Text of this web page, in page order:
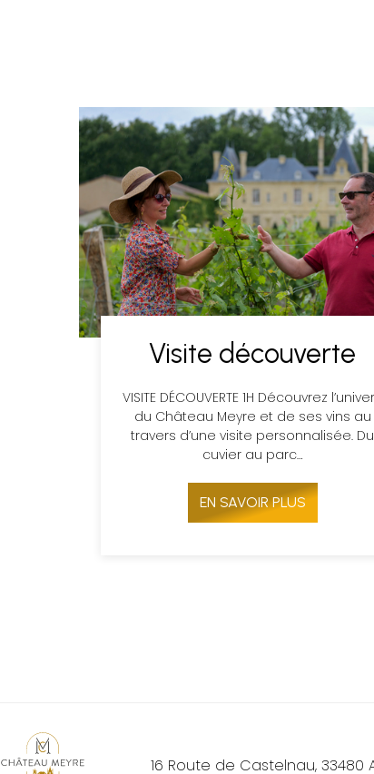
Visite découverte
VISITE DÉCOUVERTE 1H Découvrez
du Château Meyre et de ses vins au
travers d’une visite personnalisée. Du
cuvier au parc…
EN SAVOIR PLUS
16 Route de Castelnau, 33480